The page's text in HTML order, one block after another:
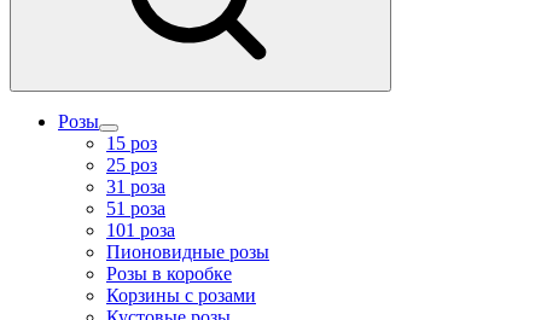
Розы
15 роз
25 роз
31 роза
51 роза
101 роза
Пионовидные розы
Розы в коробке
Корзины с розами